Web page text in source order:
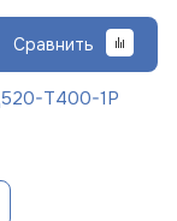
Сравнить
Т400-1Р